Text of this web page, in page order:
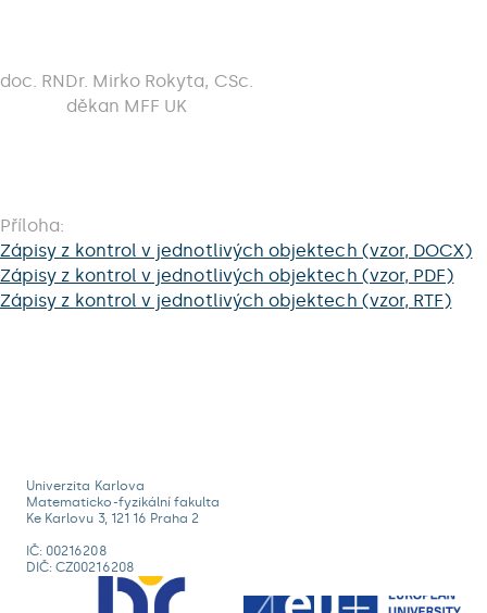
doc. RNDr. Mirko Rokyta, CSc.
děkan MFF UK
Příloha:
Zápisy z kontrol v jednotlivých objektech (vzor, DOCX)
Zápisy z kontrol v jednotlivých objektech (vzor, PDF)
Zápisy z kontrol v jednotlivých objektech (vzor, RTF)
Univerzita Karlova
Matematicko-fyzikální fakulta
Ke Karlovu 3, 121 16 Praha 2
IČ: 00216208
DIČ: CZ00216208